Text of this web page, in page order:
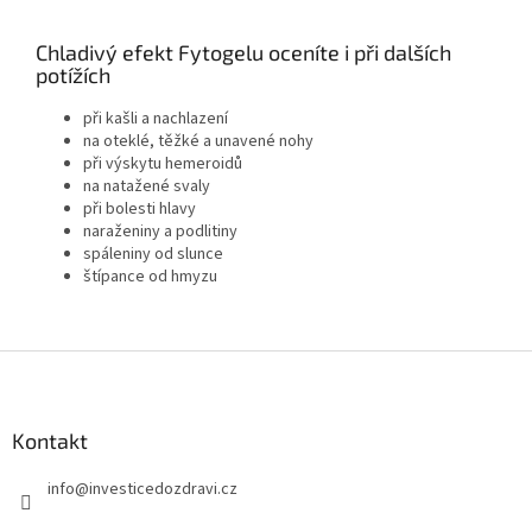
Chladivý efekt Fytogelu oceníte i při dalších
potížích
při kašli a nachlazení
na oteklé, těžké a unavené nohy
při výskytu hemeroidů
na natažené svaly
při bolesti hlavy
naraženiny a podlitiny
spáleniny od slunce
štípance od hmyzu
Kontakt
info@investicedozdravi.cz